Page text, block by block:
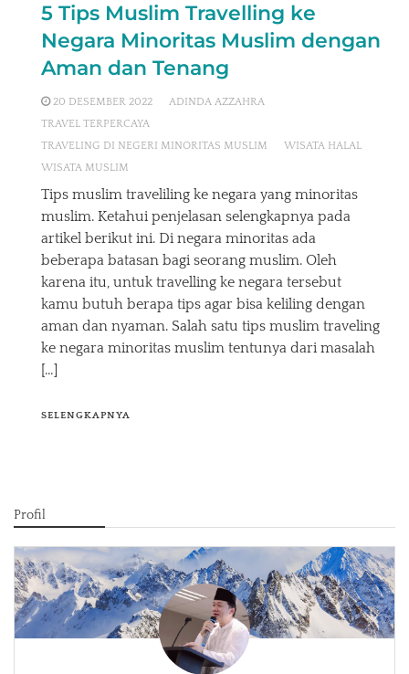
5 Tips Muslim Travelling ke
Negara Minoritas Muslim dengan
Aman dan Tenang
20 DESEMBER 2022
ADINDA AZZAHRA
TRAVEL TERPERCAYA
TRAVELING DI NEGERI MINORITAS MUSLIM
WISATA HALAL
WISATA MUSLIM
Tips muslim traveliling ke negara yang minoritas
muslim. Ketahui penjelasan selengkapnya pada
artikel berikut ini. Di negara minoritas ada
beberapa batasan bagi seorang muslim. Oleh
karena itu, untuk travelling ke negara tersebut
kamu butuh berapa tips agar bisa keliling dengan
aman dan nyaman. Salah satu tips muslim traveling
ke negara minoritas muslim tentunya dari masalah
[…]
SELENGKAPNYA
Profil